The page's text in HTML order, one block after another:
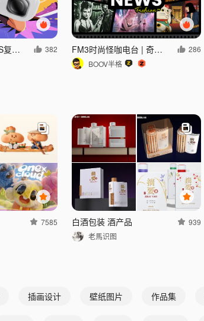
影石Insta360 GO3S复古玩家限定版预热片
382
FM3时尚怪咖电台 | 奇幻报道
286
BOOV半格
7585
白酒包装 酒产品
939
老馬识图
插画设计 壁纸图片 作品集